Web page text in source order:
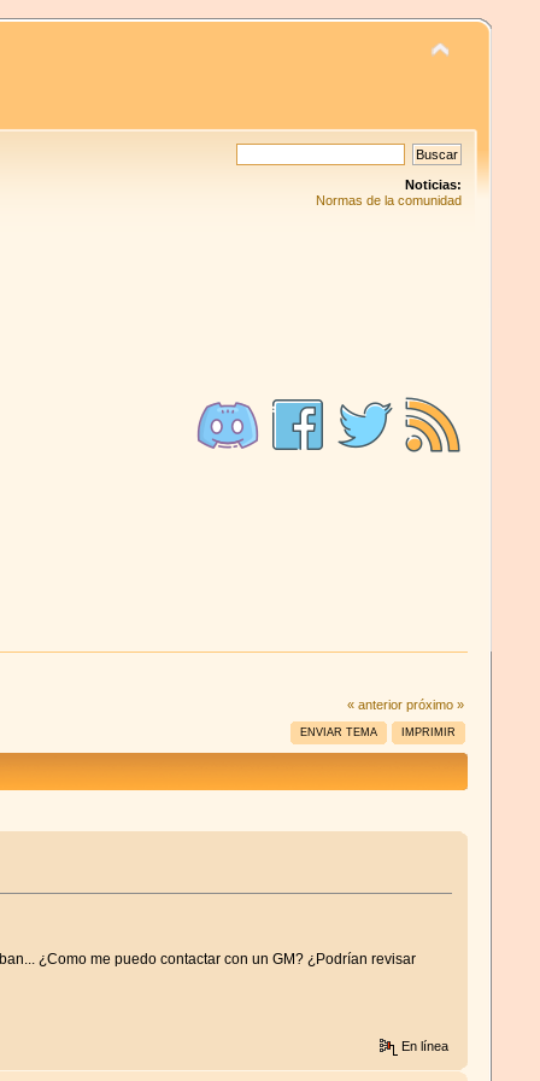
Noticias:
Normas de la comunidad
« anterior próximo »
ENVIAR TEMA IMPRIMIR
¿Como me puedo contactar con un GM? ¿Podrían revisar
En línea